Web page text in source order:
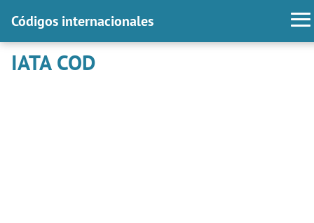
Códigos internacionales
IATA COD